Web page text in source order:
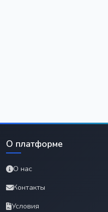
О платформе
О нас
Контакты
Условия